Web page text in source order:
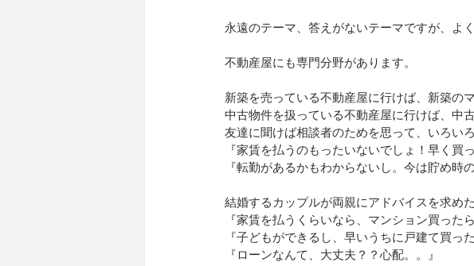
永遠のテーマ、答えがないテーマですが、よ
不動産屋にも専門分野があります。
新築を売っている不動産屋に行けば、新築の
中古物件を扱っている不動産屋に行けば、中古
友達に聞けば相談者のためを思って、いろい
『家賃を払うのもったいないでしょ！早く買
『転勤があるかもわからないし。今は貯め時
結婚するカップルが両親にアドバイスを求めた
『家賃を払うくらいなら、マンション買ったら
『子どもができるし、早いうちに戸建て買った
『ローンなんて、大丈夫？？心配。。』